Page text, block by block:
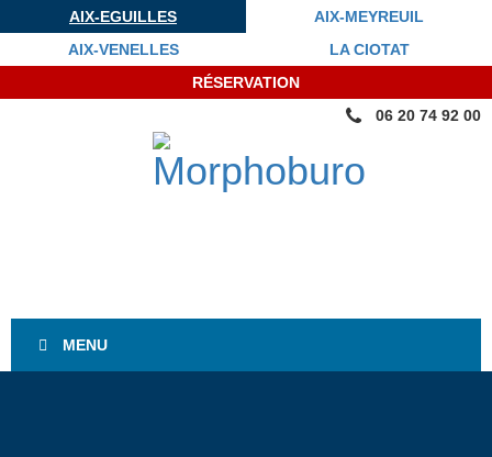
AIX-EGUILLES
AIX-MEYREUIL
AIX-VENELLES
LA CIOTAT
RÉSERVATION
06 20 74 92 00
MENU